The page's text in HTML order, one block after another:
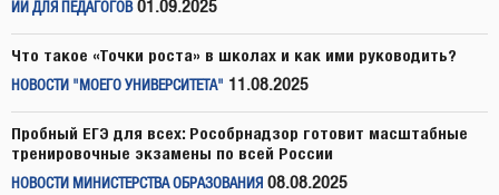
ИИ ДЛЯ ПЕДАГОГОВ 01.09.2025
Что такое «Точки роста» в школах и как ими руководить?
НОВОСТИ "МОЕГО УНИВЕРСИТЕТА" 11.08.2025
Пробный ЕГЭ для всех: Рособрнадзор готовит масштабные
тренировочные экзамены по всей России
НОВОСТИ МИНИСТЕРСТВА ОБРАЗОВАНИЯ 08.08.2025